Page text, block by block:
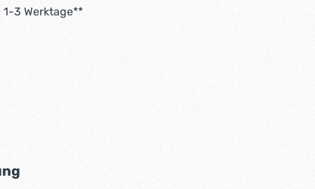
1-3 Werktage**